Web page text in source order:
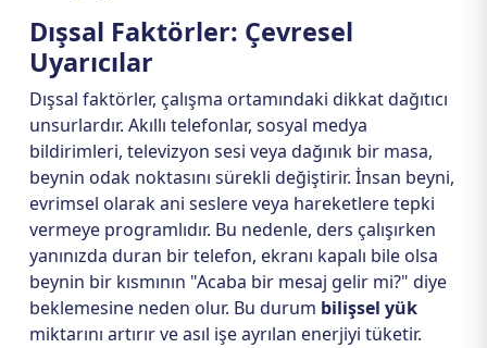
Dışsal Faktörler: Çevresel
Uyarıcılar
Dışsal faktörler, çalışma ortamındaki dikkat dağıtıcı
unsurlardır. Akıllı telefonlar, sosyal medya
bildirimleri, televizyon sesi veya dağınık bir masa,
beynin odak noktasını sürekli değiştirir. İnsan beyni,
evrimsel olarak ani seslere veya hareketlere tepki
vermeye programlıdır. Bu nedenle, ders çalışırken
yanınızda duran bir telefon, ekranı kapalı bile olsa
beynin bir kısmının "Acaba bir mesaj gelir mi?" diye
beklemesine neden olur. Bu durum bilişsel yük
miktarını artırır ve asıl işe ayrılan enerjiyi tüketir.